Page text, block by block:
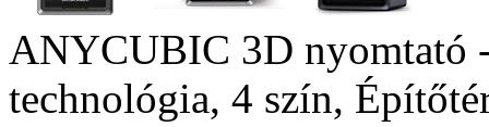
ANYCUBIC 3D nyomtató
technológia, 4 szín,